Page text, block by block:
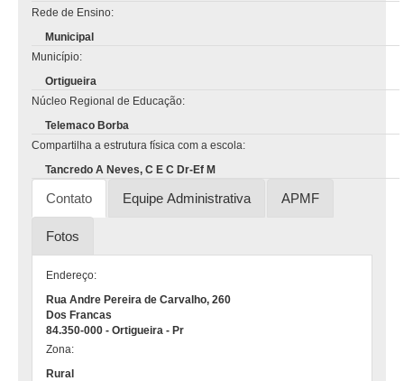
Rede de Ensino:
Municipal
Município:
Ortigueira
Núcleo Regional de Educação:
Telemaco Borba
Compartilha a estrutura física com a escola:
Tancredo A Neves, C E C Dr-Ef M
Contato Equipe Administrativa APMF
Fotos
Endereço:
Rua Andre Pereira de Carvalho, 260
Dos Francas
84.350-000 - Ortigueira - Pr
Zona:
Rural